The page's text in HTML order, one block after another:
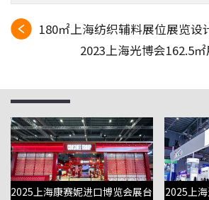
180㎡上海纺织辅料展位展览设
2023上海光博会162.5
2025上海康赛妮进口博览会展台
2025上